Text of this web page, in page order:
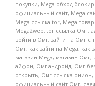
покупки, Mega обход
официальный сайт, Mega
Mega ссылка tor, Mega
Mega2web, tor ссылка Омг,
войти в Омг, зайти на Омг с
Омг, как зайти на Mega, как
магазин Mega, магазин Омг,
айфон, Омг андройд, Омг
открыть, Омг ссылка онион,
официальный сайт Омг,